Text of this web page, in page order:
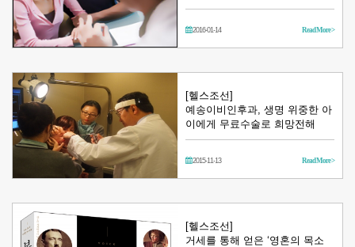
2016-01-14 Read More >
[헬스조선]
예송이비인후과, 생명 위중한 아
이에게 무료수술로 희망전해
2015-11-13 Read More >
[헬스조선]
거세를 통해 얻은 ‘영혼의 목소